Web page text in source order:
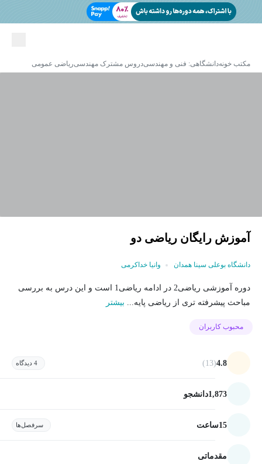
مکتب خونهدانشگاهی: فنی و مهندسیدروس مشترک مهندسیریاضی عمومی
آموزش رایگان ریاضی دو
دانشگاه بوعلی سینا همدان وانیا خداکرمی
دوره آموزشی ریاضی2 در ادامه ریاضی1 است و این درس به بررسی
مباحث پیشرفته تری از ریاضی پایه... بیشتر
محبوب کاربران
4.8
(13) 4 دیدگاه
1,873دانشجو
15ساعت سرفصل‌ها
مقدماتی